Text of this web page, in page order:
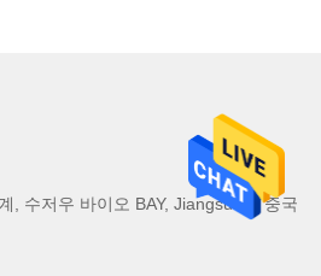
, 수저우 바이오 BAY, Jiangsu 주, 중국